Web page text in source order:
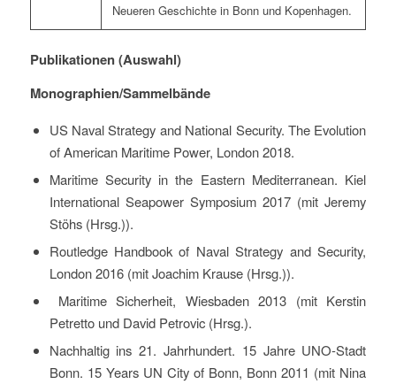
Neueren Geschichte in Bonn und Kopenhagen.
Publikationen (Auswahl)
Monographien/Sammelbände
US Naval Strategy and National Security. The Evolution
of American Maritime Power, London 2018.
Maritime Security in the Eastern Mediterranean. Kiel
International Seapower Symposium 2017 (mit Jeremy
Stöhs (Hrsg.)).
Routledge Handbook of Naval Strategy and Security,
London 2016 (mit Joachim Krause (Hrsg.)).
Maritime Sicherheit, Wiesbaden 2013 (mit Kerstin
Petretto und David Petrovic (Hrsg.).
Nachhaltig ins 21. Jahrhundert. 15 Jahre UNO-Stadt
Bonn. 15 Years UN City of Bonn, Bonn 2011 (mit Nina